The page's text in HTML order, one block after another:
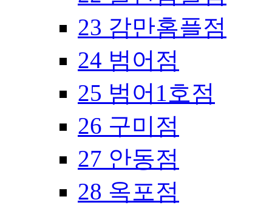
23 감만홈플점
24 범어점
25 범어1호점
26 구미점
27 안동점
28 옥포점